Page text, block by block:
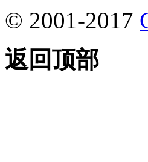
© 2001-2017
返回顶部